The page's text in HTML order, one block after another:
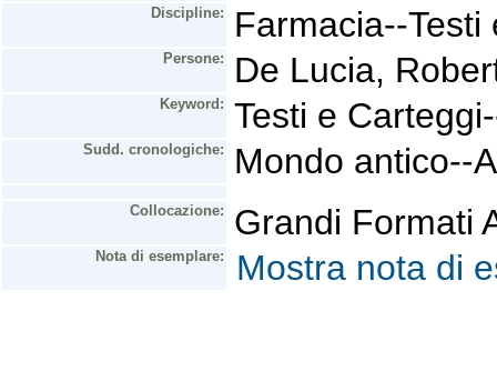
Discipline: Farmacia--Testi
Persone: De Lucia,
Keyword: Testi e
Sudd. cronologiche: Mondo antico--
Collocazione: Grandi Formati
Nota di esemplare: Mostra nota di